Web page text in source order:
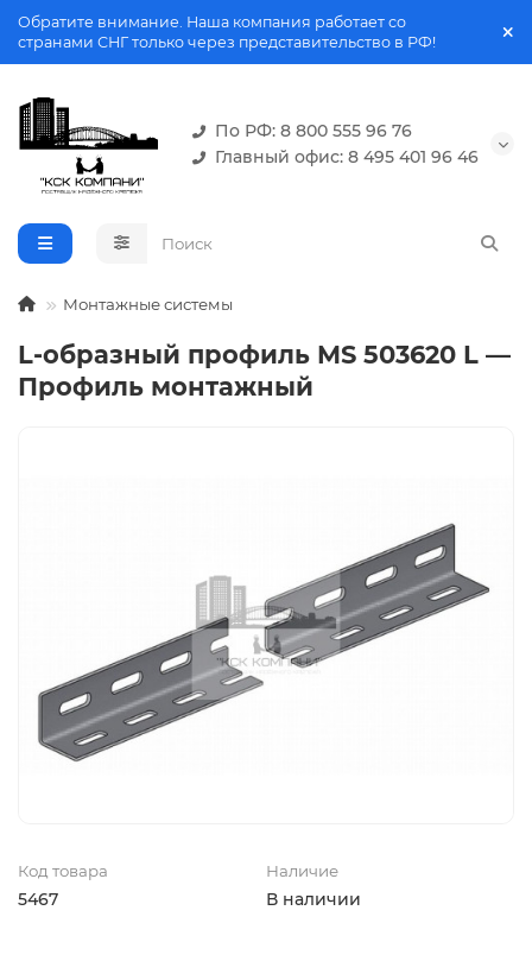
Обратите внимание. Наша компания работает со
странами СНГ только через представительство в РФ!
По РФ: 8 800 555 96 76
Главный офис: 8 495 401 96 46
Монтажные системы
L-образный профиль MS 503620 L —
Профиль монтажный
Код товара
5467
Наличие
В наличии